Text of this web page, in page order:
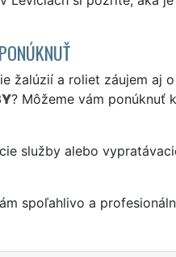
žalúzií a roliet záujem aj
? Môžeme vám ponúknuť
služby alebo
spoľahlivo a